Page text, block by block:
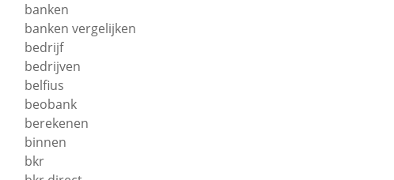
banken
banken vergelijken
bedrijf
bedrijven
belfius
beobank
berekenen
binnen
bkr